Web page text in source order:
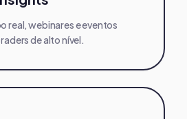
real, webinares e eventos
de alto nível.